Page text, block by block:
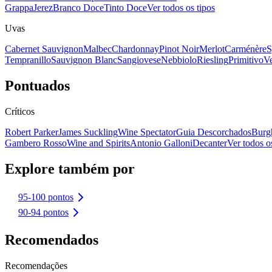
GrappaJerezBranco DoceTinto DoceVer todos os tipos
Uvas
Cabernet SauvignonMalbecChardonnayPinot NoirMerlotCarménère
TempranilloSauvignon BlancSangioveseNebbioloRieslingPrimitivo
Pontuados
Críticos
Robert ParkerJames SucklingWine SpectatorGuia Descorchados
Gambero RossoWine and SpiritsAntonio GalloniDecanterVer todos
Explore também por
95-100 pontos
90-94 pontos
Recomendados
Recomendações